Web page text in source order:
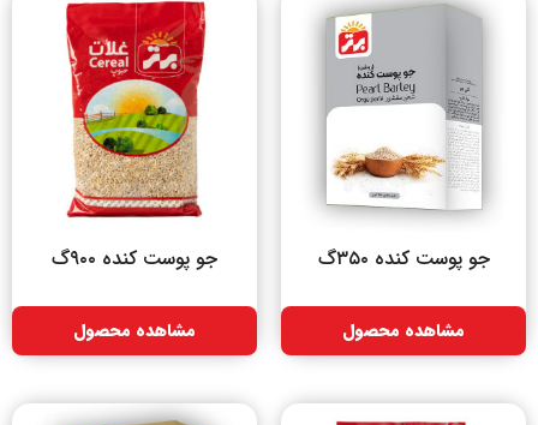
جو پوست کنده ۳۵۰گ
مشاهده محصول
جو پوست کنده ۹۰۰گ
مشاهده محصول